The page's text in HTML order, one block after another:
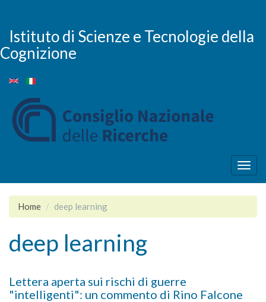
main
content
Istituto di Scienze e Tecnologie della
Cognizione
Home deep learning
deep learning
Lettera aperta sui rischi di guerre
"intelligenti": un commento di Rino Falcone